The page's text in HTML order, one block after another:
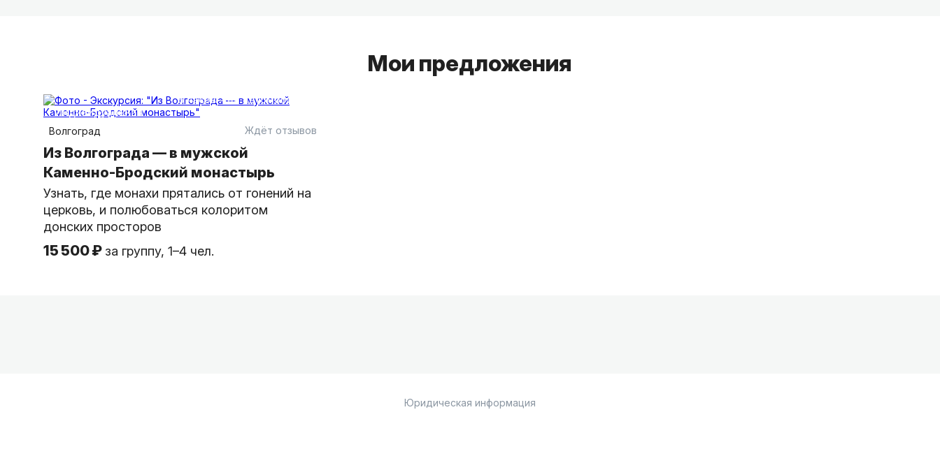
Мои предложения
6 часов
на автомобиле
индивидуальная
Волгоград
Ждёт отзывов
Из Волгограда — в мужской
Каменно-Бродский монастырь
Узнать, где монахи прятались от гонений на
церковь, и полюбоваться колоритом
донских просторов
15 500 ₽ за группу, 1–4 чел.
Юридическая информация